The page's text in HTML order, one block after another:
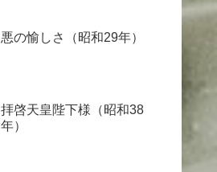
悪の愉しさ（昭和29年）
拝啓天皇陛下様（昭和38
年）